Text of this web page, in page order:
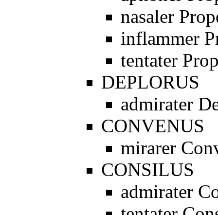
nasaler
inflammer
tentater
DEPLORUS
admirater
CONVENUS
mirarer
CONSILUS
admirater